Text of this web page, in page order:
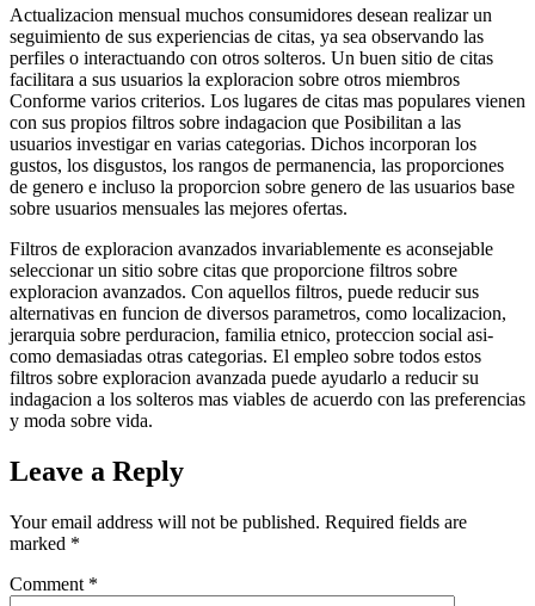
Actualizacion mensual muchos consumidores desean realizar un
seguimiento de sus experiencias de citas, ya sea observando las
perfiles o interactuando con otros solteros. Un buen sitio de citas
facilitara a sus usuarios la exploracion sobre otros miembros
Conforme varios criterios. Los lugares de citas mas populares vienen
con sus propios filtros sobre indagacion que Posibilitan a las
usuarios investigar en varias categorias. Dichos incorporan los
gustos, los disgustos, los rangos de permanencia, las proporciones
de genero e incluso la proporcion sobre genero de las usuarios base
sobre usuarios mensuales las mejores ofertas.
Filtros de exploracion avanzados invariablemente es aconsejable
seleccionar un sitio sobre citas que proporcione filtros sobre
exploracion avanzados. Con aquellos filtros, puede reducir sus
alternativas en funcion de diversos parametros, como localizacion,
jerarqui­a sobre perduracion, familia etnico, proteccion social asi­
como demasiadas otras categorias. El empleo sobre todos estos
filtros sobre exploracion avanzada puede ayudarlo a reducir su
indagacion a los solteros mas viables de acuerdo con las preferencias
y moda sobre vida.
Leave a Reply
Your email address will not be published. Required fields are
marked *
Comment *